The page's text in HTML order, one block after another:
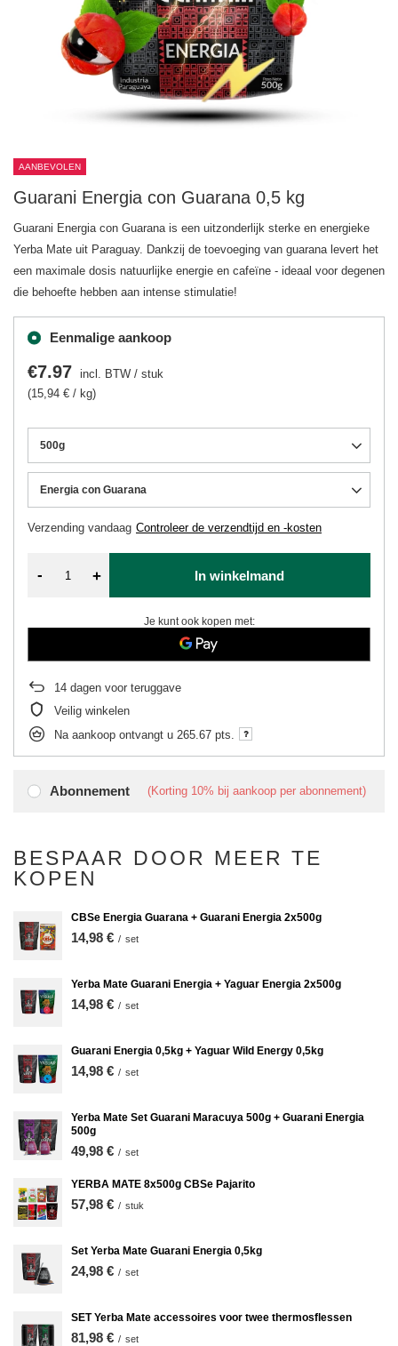
AANBEVOLEN
Guarani Energia con Guarana 0,5 kg
Guarani Energia con Guarana is een uitzonderlijk sterke en energieke
Yerba Mate uit Paraguay. Dankzij de toevoeging van guarana levert het
een maximale dosis natuurlijke energie en cafeïne - ideaal voor degenen
die behoefte hebben aan intense stimulatie!
Eenmalige aankoop
Abonnement (Korting 10% bij aankoop per abonnement)
500g
Energia con Guarana
Verzending vandaag Controleer de verzendtijd en -kosten
€7.97 incl. BTW / stuk
(15,94 € / kg)
- + In winkelmand
Je kunt ook kopen met:
14 dagen voor teruggave
Veilig winkelen
Na aankoop ontvangt u 265.67 pts.
BESPAAR DOOR MEER TE
KOPEN
CBSe Energia Guarana + Guarani Energia 2x500g
14,98 € / set
Yerba Mate Guarani Energia + Yaguar Energia 2x500g
14,98 € / set
Guarani Energia 0,5kg + Yaguar Wild Energy 0,5kg
14,98 € / set
Yerba Mate Set Guarani Maracuya 500g + Guarani Energia
500g
49,98 € / set
YERBA MATE 8x500g CBSe Pajarito
57,98 € / stuk
Set Yerba Mate Guarani Energia 0,5kg
24,98 € / set
SET Yerba Mate accessoires voor twee thermosflessen
81,98 € / set